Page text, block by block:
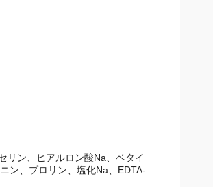
リン、ヒアルロン酸Na、ベタイ
ン、プロリン、塩化Na、EDTA-